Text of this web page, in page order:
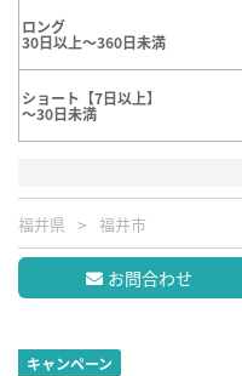
ロング
30日以上～360日未満
ショート【7日以上】
～30日未満
福井県 福井市
お問合わせ
キャンペーン